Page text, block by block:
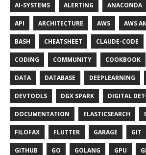
AI-SYSTEMS ALERTING ANACONDA
API ARCHITECTURE AWS AWS
BASH CHEATSHEET CLAUDE-CODE
CODING COMMUNITY COOKBOOK
DATA DATABASE DEEPLEARNING
DEVTOOLS DGX SPARK DIGITAL
DOCUMENTATION ELASTICSEARCH
FILOFAX FLUTTER GARAGE GIT
GITHUB GO GOLANG GPU